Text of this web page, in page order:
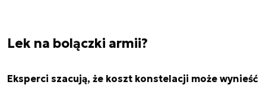
Lek na bolączki armii?
Eksperci szacują, że koszt konstelacji może wynieść